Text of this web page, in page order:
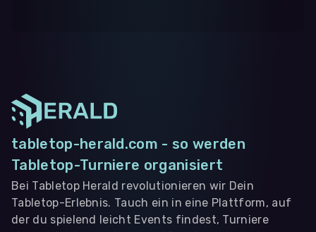
tabletop-herald.com - so werden
Tabletop-Turniere organisiert
Bei Tabletop Herald revolutionieren wir Dein
Tabletop-Erlebnis. Tauch ein in eine Plattform, auf
der du spielend leicht Events findest, Turniere